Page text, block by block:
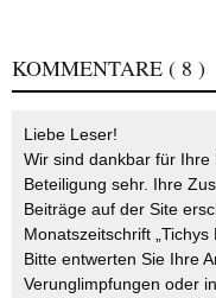
KOMMENTARE ( 8 )
Liebe Leser!
Wir sind dankbar für
Beteiligung sehr. Ihre
Beiträge auf der Site
Monatszeitschrift „Tichys
Bitte entwerten Sie Ihre
Verunglimpfungen oder